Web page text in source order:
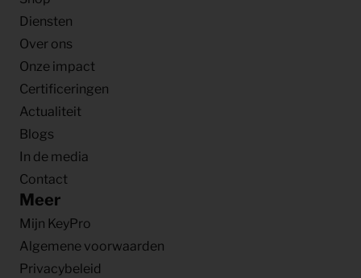
Diensten
Over ons
Onze impact
Certificeringen
Actualiteit
Blogs
In de media
Contact
Meer
Mijn KeyPro
Algemene voorwaarden
Privacybeleid